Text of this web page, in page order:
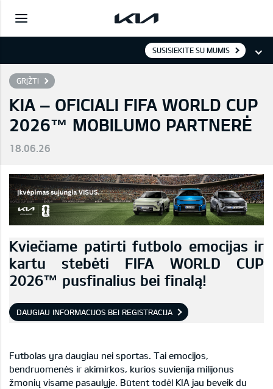
SUSISIEKITE SU MUMIS
GRĮŽTI
KIA – OFICIALI FIFA WORLD CUP
2026™ MOBILUMO PARTNERĖ
18.06.26
Kviečiame patirti futbolo emocijas ir
kartu stebėti FIFA WORLD CUP
2026™ pusfinalius bei finalą!
DAUGIAU INFORMACIJOS BEI REGISTRACIJA
Futbolas yra daugiau nei sportas. Tai emocijos,
bendruomenės ir akimirkos, kurios suvienija milijonus
žmonių visame pasaulyje. Būtent todėl KIA jau beveik du